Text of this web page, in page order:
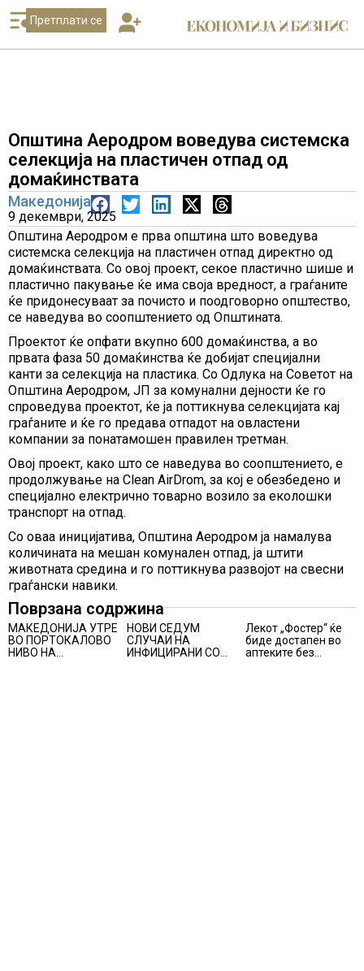
Претплати се
Општина Аеродром воведува системска
селекција на пластичен отпад од
домаќинствата
Македонија
9 декември, 2025
Општина Аеродром е прва општина што воведува
системска селекција на пластичен отпад директно од
домаќинствата. Со овој проект, секое пластично шише и
пластично пакување ќе има своја вредност, а граѓаните
ќе придонесуваат за почисто и поодговорно општество,
се наведува во соопштението од Општината.
Проектот ќе опфати вкупно 600 домаќинства, а во
првата фаза 50 домаќинства ќе добијат специјални
канти за селекција на пластика. Со Одлука на Советот на
Општина Аеродром, ЈП за комунални дејности ќе го
спроведува проектот, ќе ја поттикнува селекцијата кај
граѓаните и ќе го предава отпадот на овластени
компании за понатамошен правилен третман.
Овој проект, како што се наведува во соопштението, е
продолжување на Clean AirDrom, за кој е обезбедено и
специјално електрично товарно возило за еколошки
транспорт на отпад.
Со оваа иницијатива, Општина Аеродром ја намалува
количината на мешан комунален отпад, ја штити
животната средина и го поттикнува развојот на свесни
граѓански навики.
Поврзана содржина
МАКЕДОНИЈА УТРЕ
ВО ПОРТОКАЛОВО
НИВО НА
НОВИ СЕДУМ
СЛУЧАИ НА
ИНФИЦИРАНИ СО
Лекот „Фостер“ ќе
биде достапен во
аптеките без